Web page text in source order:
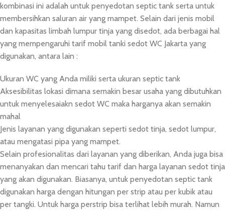
kombinasi ini adalah untuk penyedotan septic tank serta untuk
membersihkan saluran air yang mampet. Selain dari jenis mobil
dan kapasitas limbah lumpur tinja yang disedot, ada berbagai hal
yang mempengaruhi tarif mobil tanki sedot WC Jakarta yang
digunakan, antara lain :
Ukuran WC yang Anda miliki serta ukuran septic tank
Aksesibilitas lokasi dimana semakin besar usaha yang dibutuhkan
untuk menyelesaiakn sedot WC maka harganya akan semakin
mahal
Jenis layanan yang digunakan seperti sedot tinja, sedot lumpur,
atau mengatasi pipa yang mampet.
Selain profesionalitas dari layanan yang diberikan, Anda juga bisa
menanyakan dan mencari tahu tarif dan harga layanan sedot tinja
yang akan digunakan. Biasanya, untuk penyedotan septic tank
digunakan harga dengan hitungan per strip atau per kubik atau
per tangki. Untuk harga perstrip bisa terlihat lebih murah. Namun